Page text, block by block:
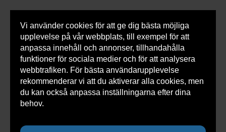
Vi använder cookies för att ge dig bästa möjliga
upplevelse på vår webbplats, till exempel för att
anpassa innehåll och annonser, tillhandahålla
funktioner för sociala medier och för att analysera
webbtrafiken. För bästa användarupplevelse
rekommenderar vi att du aktiverar alla cookies, men
du kan också anpassa inställningarna efter dina
behov.
0 varorSnabborder
Du
här:
Armatec > Produkter > Återströmning
>
Reservdelar och tillbehör återströmning